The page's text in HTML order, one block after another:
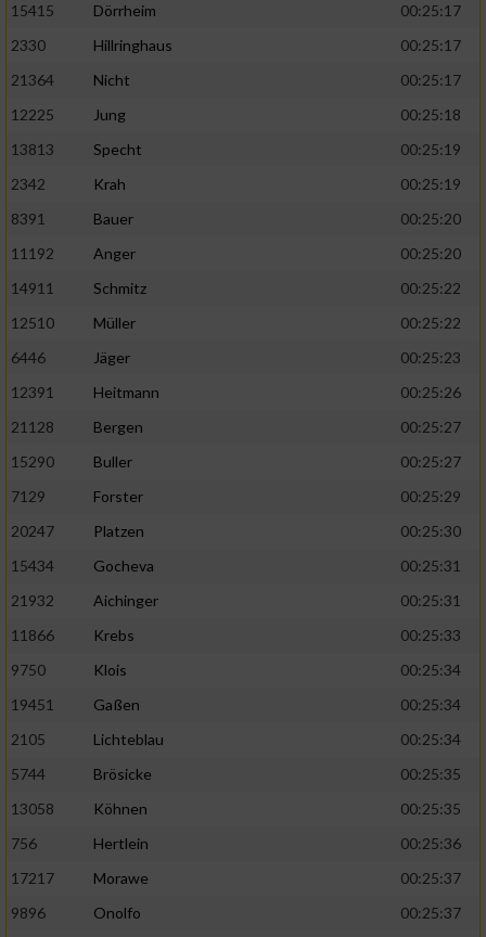
15415
Dörrheim
00:25:17
2330
Hillringhaus
00:25:17
21364
Nicht
00:25:17
12225
Jung
00:25:18
13813
Specht
00:25:19
2342
Krah
00:25:19
8391
Bauer
00:25:20
11192
Anger
00:25:20
14911
Schmitz
00:25:22
12510
Müller
00:25:22
6446
Jäger
00:25:23
12391
Heitmann
00:25:26
21128
Bergen
00:25:27
15290
Buller
00:25:27
7129
Forster
00:25:29
20247
Platzen
00:25:30
15434
Gocheva
00:25:31
21932
Aichinger
00:25:31
11866
Krebs
00:25:33
9750
Klois
00:25:34
19451
Gaßen
00:25:34
2105
Lichteblau
00:25:34
5744
Brösicke
00:25:35
13058
Köhnen
00:25:35
756
Hertlein
00:25:36
17217
Morawe
00:25:37
9896
Onolfo
00:25:37